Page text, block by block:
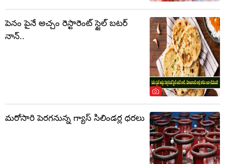
పెనం పైనే అచ్చం రెస్టారెంట్ స్టైల్ బటర్
నాన్..
మరోసారి పెరగనున్న గ్యాస్ సిలిండర్ల ధరలు